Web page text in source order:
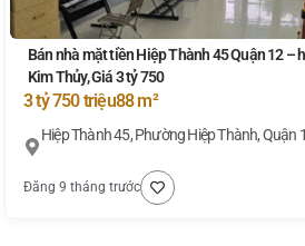
Bán nhà mặt tiền Hiệp Thành 45 Quận 12 –
Kim Thủy, Giá 3 tỷ 750
3 tỷ 750 triệu88 m²
Hiệp Thành 45, Phường Hiệp Thành, Quận
Đăng 9 tháng trước